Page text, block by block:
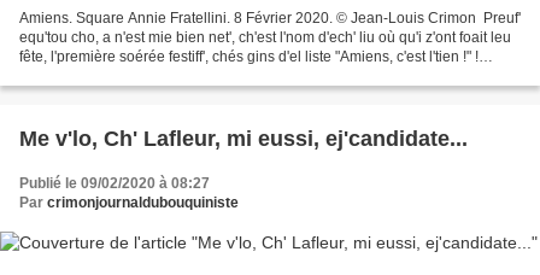
Amiens. Square Annie Fratellini. 8 Février 2020. © Jean-Louis Crimon Preuf'
equ'tou cho, a n'est mie bien net', ch'est l'nom d'ech' liu où qu'i z'ont foait leu
fête, l'première soérée festiff', chés gins d'el liste "Amiens, c'est l'tien !" !
Me v'lo, Ch' Lafleur, mi eussi, ej'candidate...
Publié le 09/02/2020 à 08:27
Par crimonjournaldubouquiniste